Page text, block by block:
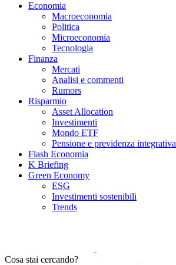
Economia
Macroeconomia
Politica
Microeconomia
Tecnologia
Finanza
Mercati
Analisi e commenti
Rumors
Risparmio
Asset Allocation
Investimenti
Mondo ETF
Pensione e previdenza integrativa
Flash Economia
K Briefing
Green Economy
ESG
Investimenti sostenibili
Trends
Cosa stai cercando?